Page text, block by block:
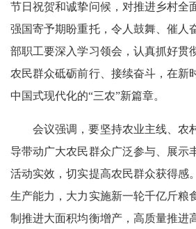
节日祝贺和诚挚问候，对推进乡村全
强国寄予期盼重托，令人鼓舞、催人
部职工要深入学习领会，认真抓好贯
农民群众砥砺前行、接续奋斗，在新
中国式现代化的“三农”新篇章。
会议强调，要坚持农业主线、农
导带动广大农民群众广泛参与、展示
活动实效，切实提高农民群众获得感
生产能力，大力实施新一轮千亿斤粮
制推进大面积均衡增产，高质量推进